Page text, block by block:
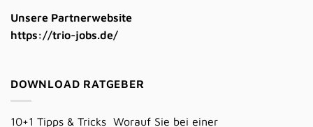
Unsere Partnerwebsite
https://trio-jobs.de/
DOWNLOAD RATGEBER
10+1 Tipps & Tricks Worauf Sie bei einer